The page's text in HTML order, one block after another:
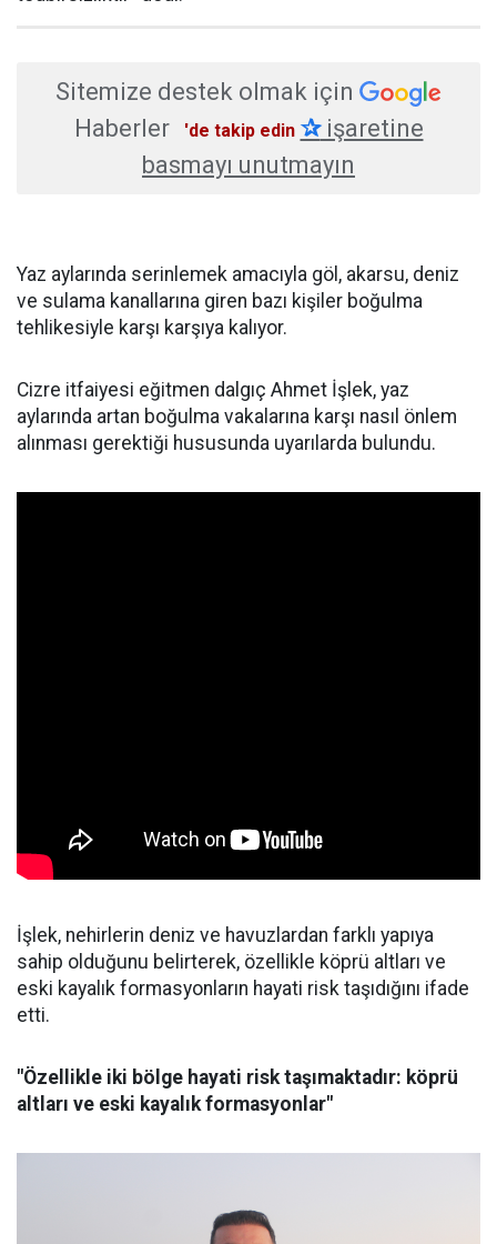
Sitemize destek olmak için
Haberler
'de takip edin ✰işaretine
basmayı unutmayın
Yaz aylarında serinlemek amacıyla göl, akarsu, deniz
ve sulama kanallarına giren bazı kişiler boğulma
tehlikesiyle karşı karşıya kalıyor.
Cizre itfaiyesi eğitmen dalgıç Ahmet İşlek, yaz
aylarında artan boğulma vakalarına karşı nasıl önlem
alınması gerektiği hususunda uyarılarda bulundu.
İşlek, nehirlerin deniz ve havuzlardan farklı yapıya
sahip olduğunu belirterek, özellikle köprü altları ve
eski kayalık formasyonların hayati risk taşıdığını ifade
etti.
"Özellikle iki bölge hayati risk taşımaktadır: köprü
altları ve eski kayalık formasyonlar"